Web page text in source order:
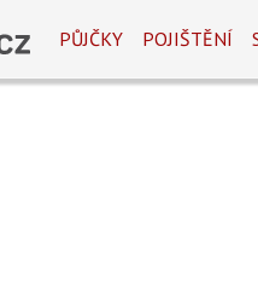
PŮJČKY POJIŠTĚNÍ